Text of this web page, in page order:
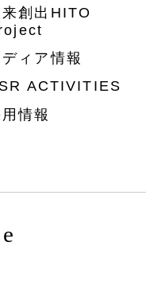
来創出HITO
ディア情報
ACTIVITIES
情報